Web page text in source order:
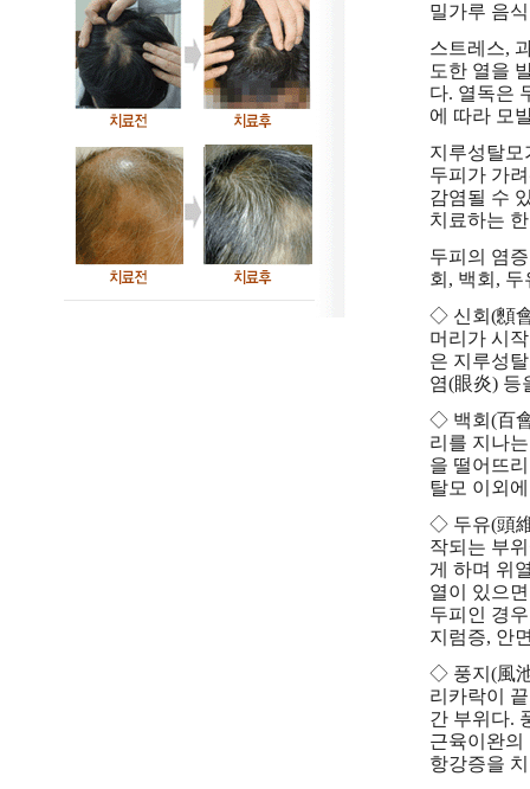
밀가루 음
스트레스,
도한 열을
다. 열독은
에 따라 모
지루성탈모
두피가 가
감염될 수
치료하는
두피의 염
회, 백회,
◇ 신회(顖
머리가 시
은 지루성
염(眼炎) 등
◇ 백회(百
리를 지나
을 떨어뜨
탈모 이외
◇ 두유(頭
작되는 부
게 하며 위
열이 있으
두피인 경
지럼증, 안
◇ 풍지(風
리카락이
간 부위다.
근육이완의
항강증을